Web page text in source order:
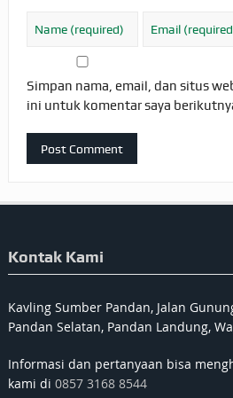
Simpan nama, email, dan situs
ini untuk komentar saya
Kontak Kami
Kavling Sumber Pandan, Jalan
Pandan Selatan, Pandan Landung,
Informasi dan pertanyaan bisa
kami di 0857 3168 8544